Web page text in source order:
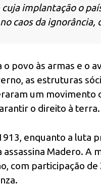
implantação o
caos da ignorância,
o povo às armas e o
as estruturas
um
o direito à terra.
enquanto a luta
Madero. A
com participação